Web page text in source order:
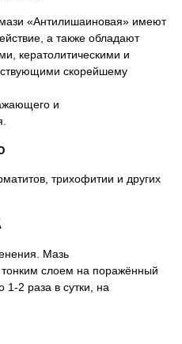
«Антилишаиновая» имеют
а также обладают
кератолитическими и
скорейшему
и
трихофитии и других
Мазь
слоем на поражённый
1-2 раза в сутки, на